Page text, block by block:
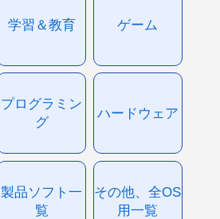
学習＆教育 ゲーム
プログラミン
グ
ハードウェア
製品ソフト一
覧
その他、全OS
用一覧